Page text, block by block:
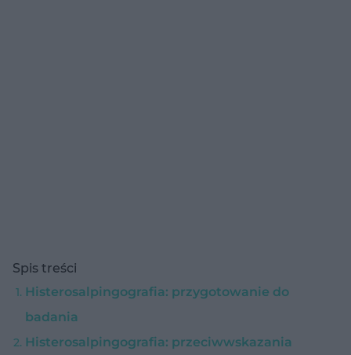
Spis treści
Histerosalpingografia: przygotowanie do
badania
Histerosalpingografia: przeciwwskazania